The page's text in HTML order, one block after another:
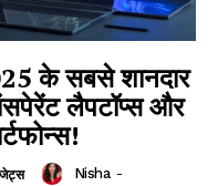
के सबसे शानदार
लैपटॉप्स और
Nisha -